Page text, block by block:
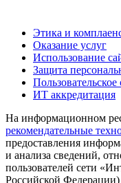
Этика и
Оказание услуг
Использование
Защита
ИТ аккредитация
На информационном
рекомендательные
предоставления
и анализа сведений,
пользователей сети
Российской Федерации)